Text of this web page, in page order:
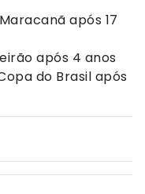
após 17
após 4 anos
do Brasil após